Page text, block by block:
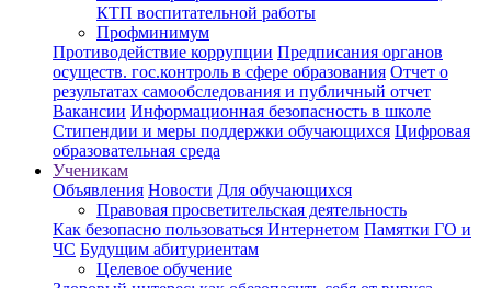
КТП воспитательной работы
Профминимум
Противодействие коррупции Предписания органов
осуществ. гос.контроль в сфере образования Отчет о
результатах самообследования и публичный отчет
Вакансии Информационная безопасность в школе
Стипендии и меры поддержки обучающихся Цифровая
образовательная среда
Ученикам
Объявления Новости Для обучающихся
Правовая просветительская деятельность
Как безопасно пользоваться Интернетом Памятки ГО и
ЧС Будущим абитуриентам
Целевое обучение